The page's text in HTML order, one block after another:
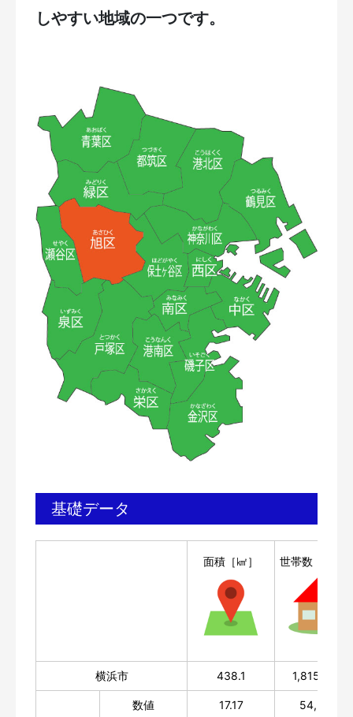
しやすい地域の一つです。
基礎データ
面積［㎢］ 世帯数［世帯
横浜市 438.1 1,815,909
数値 17.17 54,387